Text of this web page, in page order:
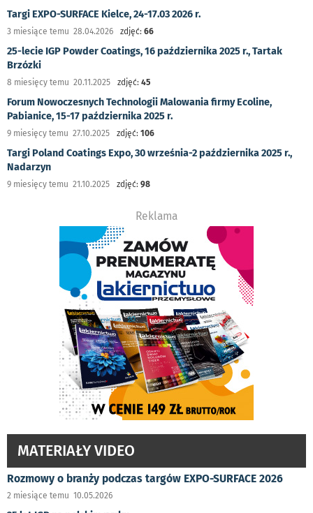
Targi EXPO-SURFACE Kielce, 24-17.03 2026 r.
3 miesiące temu 28.04.2026 zdjęć: 66
25-lecie IGP Powder Coatings, 16 października 2025 r., Tartak
Brzózki
8 miesięcy temu 20.11.2025 zdjęć: 45
Forum Nowoczesnych Technologii Malowania firmy Ecoline,
Pabianice, 15-17 października 2025 r.
9 miesięcy temu 27.10.2025 zdjęć: 106
Targi Poland Coatings Expo, 30 września-2 października 2025 r.,
Nadarzyn
9 miesięcy temu 21.10.2025 zdjęć: 98
Reklama
MATERIAŁY VIDEO
Rozmowy o branży podczas targów EXPO-SURFACE 2026
2 miesiące temu 10.05.2026